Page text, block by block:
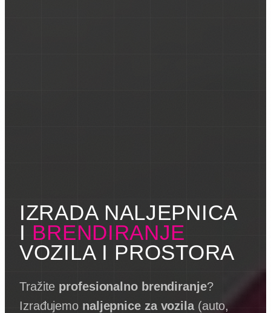
IZRADA NALJEPNICA
I BRENDIRANJE
VOZILA I PROSTORA
Tražite profesionalno brendiranje?
Izrađujemo naljepnice za vozila(auto,